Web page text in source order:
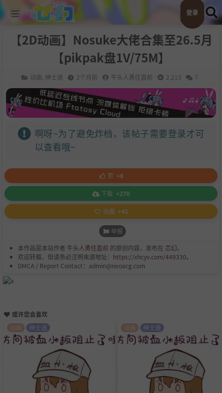
登录
【2D动画】Nosuke大佬合集至26.5月
【pikpak盘1V/75M】
动画 绅士道 2个月前 牛头人勇往直前 2,213 7
啊呀~为了避免炸档，该帖子需要登录才可
以查看哦~
赞 +8
下载 +270
收藏 +41
举报
本作品是本站作者 牛头人勇往直前 的原创内容，发布在 芯幻。
欢迎转载，但请务必注明来源地址： https://xhcyv.com/449330。
DMCA / Report Contact：admin@neoacg.com
或许您会喜欢
动画 绅士道 动画 绅士道